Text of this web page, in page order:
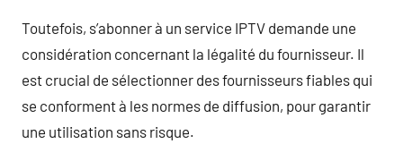
Toutefois, s’abonner à un service IPTV demande une
considération concernant la légalité du fournisseur. Il
est crucial de sélectionner des fournisseurs fiables qui
se conforment à les normes de diffusion, pour garantir
une utilisation sans risque.